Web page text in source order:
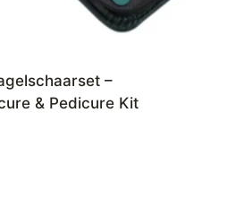
–
& Pedicure Kit